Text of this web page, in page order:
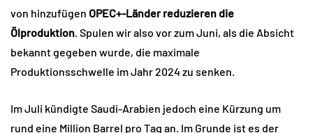
von hinzufügen OPEC+-Länder reduzieren die
Ölproduktion . Spulen wir also vor zum Juni, als die Absicht
bekannt gegeben wurde, die maximale
Produktionsschwelle im Jahr 2024 zu senken.
Im Juli kündigte Saudi-Arabien jedoch eine Kürzung um
rund eine Million Barrel pro Tag an. Im Grunde ist es der